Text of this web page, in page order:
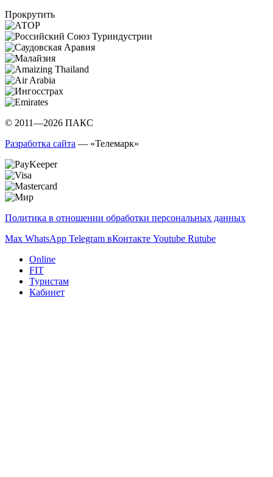
Прокрутить
© 2011—2026 ПАКС
Разработка сайта — «Телемарк»
Политика в отношении обработки персональных данных
Max WhatsApp Telegram вКонтакте Youtube Rutube
Online
FIT
Туристам
Кабинет